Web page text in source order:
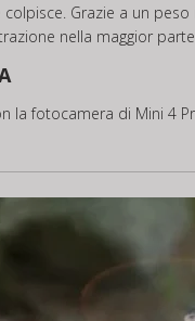
colpisce. Grazie a un
nella maggior
la fotocamera di Mini 4